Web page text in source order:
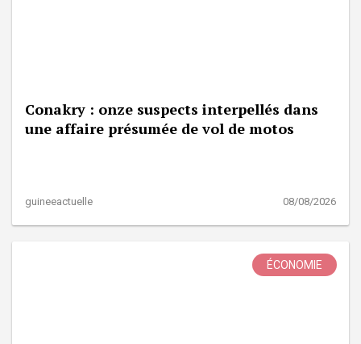
Conakry : onze suspects interpellés dans
une affaire présumée de vol de motos
guineeactuelle 08/08/2026
ÉCONOMIE